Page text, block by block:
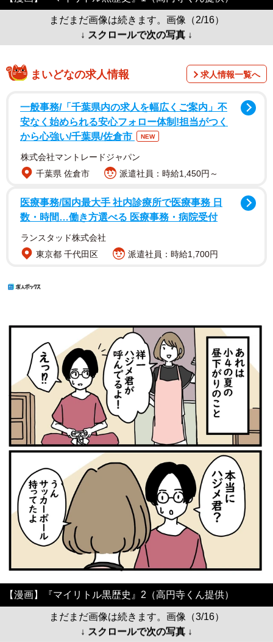
まだまだ画像は続きます。画像（2/16）
↓ スクロールで次の写真 ↓
まいどなの求人情報 求人情報一覧へ
一般事務/「千葉県内の求人を幅広くご案内」不
安なく始められる安心フォロー体制!担当がつく
から心強い/千葉県/佐倉市
NEW
株式会社マントレードジャパン
千葉県 佐倉市
派遣社員：時給1,450円～
医療事務/国内最大手 社内診療所で医療事務 日
数・時間…働き方選べる 医療事務・病院受付
ランスタッド株式会社
東京都 千代田区
派遣社員：時給1,700円
【漫画】『マイリトル黒歴史』2（高円寺くん提供）
まだまだ画像は続きます。画像（3/16）
↓ スクロールで次の写真 ↓